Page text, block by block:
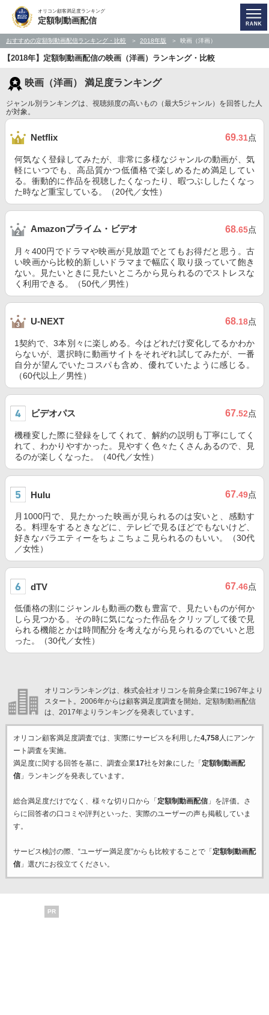
オリコン顧客満足度ランキング
定額制動画配信
おすすめの定額制動画配信ランキング・比較 2018年版 映画（洋画）
【2018年】定額制動画配信の映画（洋画）ランキング・比較
映画（洋画） 満足度ランキング
ジャンル別ランキングは、視聴頻度の高いもの（最大5ジャンル）を回答した人
が対象。
Netflix 69.31点
何気なく登録してみたが、非常に多様なジャンルの動画が、気
軽にいつでも、高品質かつ低価格で楽しめるため満足してい
る。衝動的に作品を視聴したくなったり、暇つぶししたくなっ
た時など重宝している。（20代／女性）
Amazonプライム・ビデオ 68.65点
月々400円でドラマや映画が見放題でとてもお得だと思う。古
い映画から比較的新しいドラマまで幅広く取り扱っていて飽き
ない。見たいときに見たいところから見られるのでストレスな
く利用できる。（50代／男性）
U-NEXT 68.18点
1契約で、3本別々に楽しめる。今はどれだけ変化してるかわか
らないが、選択時に動画サイトをそれぞれ試してみたが、一番
自分が望んでいたコスパも含め、優れていたように感じる。
（60代以上／男性）
ビデオパス 67.52点
機種変した際に登録をしてくれて、解約の説明も丁寧にしてく
れて、わかりやすかった。見やすく色々たくさんあるので、見
るのが楽しくなった。（40代／女性）
Hulu 67.49点
月1000円で、見たかった映画が見られるのは安いと、感動す
る。料理をするときなどに、テレビで見るほどでもないけど、
好きなバラエティーをちょこちょこ見られるのもいい。（30代
／女性）
dTV 67.46点
低価格の割にジャンルも動画の数も豊富で、見たいものが何か
しら見つかる。その時に気になった作品をクリップして後で見
られる機能とかは時間配分を考えながら見られるのでいいと思
った。（30代／女性）
オリコンランキングは、株式会社オリコンを前身企業に1967年より
スタート。2006年からは顧客満足度調査を開始。定額制動画配信
は、2017年よりランキングを発表しています。
オリコン顧客満足度調査では、実際にサービスを利用した4,758人にアンケ
ート調査を実施。
満足度に関する回答を基に、調査企業17社を対象にした「 定額制動画配
信」ランキングを発表しています。
総合満足度だけでなく、様々な切り口から「 定額制動画配信」を評価。さ
らに回答者の口コミや評判といった、実際のユーザーの声も掲載していま
す。
サービス検討の際、“ユーザー満足度”からも比較することで「 定額制動画配
信」選びにお役立てください。
PR